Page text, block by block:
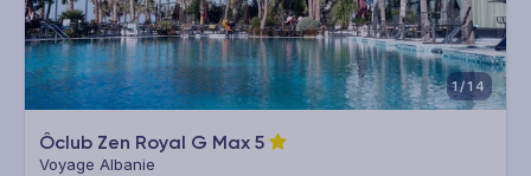
1/14
Ôclub Zen Royal G Max 5
Voyage Albanie